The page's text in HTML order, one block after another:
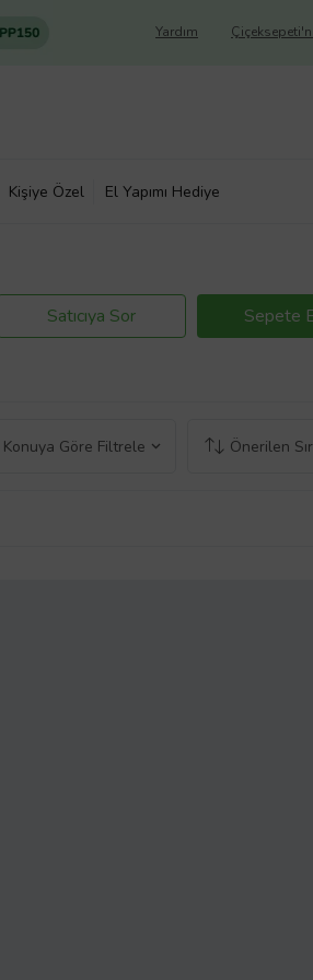
Yardım
Kişiye Özel El Yapımı Hediye
Satıcıya Sor Sepete
Konuya Göre Filtrele Önerilen